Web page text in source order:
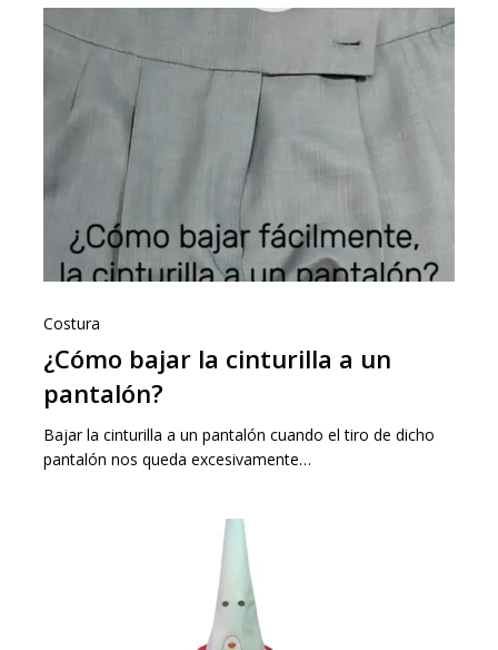
Costura
¿Cómo bajar la cinturilla a un
pantalón?
Bajar la cinturilla a un pantalón cuando el tiro de dicho
pantalón nos queda excesivamente…